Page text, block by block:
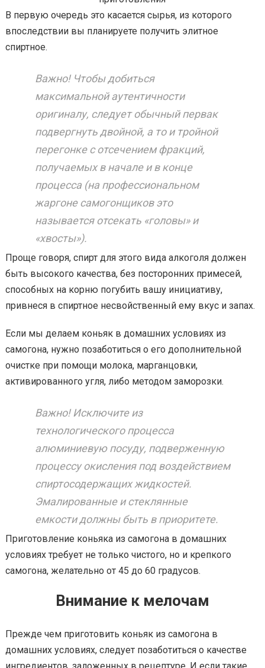
В первую очередь это касается сырья, из которого
впоследствии вы планируете получить элитное
спиртное.
Важно! Чтобы добиться
максимальной аутентичности
оригиналу, следует обычный первак
подвергнуть двойной, а то и тройной
перегонке с отсечением фракций,
получаемых в начале и в конце
процесса (на профессиональном
жаргоне самогонщиков это
называется отсекать «головы» и
«хвосты»).
Проще говоря, спирт для этого вида алкоголя должен
быть высокого качества, без посторонних примесей,
способных на корню погубить вашу инициативу,
привнеся в спиртное несвойственный ему вкус и запах.
Если мы делаем коньяк в домашних условиях из
самогона, нужно позаботиться о его дополнительной
очистке при помощи молока, марганцовки,
активированного угля, либо методом заморозки.
Важно! Исключите из
технологического процесса
алюминиевую посуду, подверженную
процессу окисления под воздействием
спиртосодержащих жидкостей.
Эмалированные и стеклянные
емкости должны быть в приоритете.
Приготовление коньяка из самогона в домашних
условиях требует не только чистого, но и крепкого
самогона, желательно от 45 до 60 градусов.
Внимание к мелочам
Прежде чем приготовить коньяк из самогона в
домашних условиях, следует позаботиться о качестве